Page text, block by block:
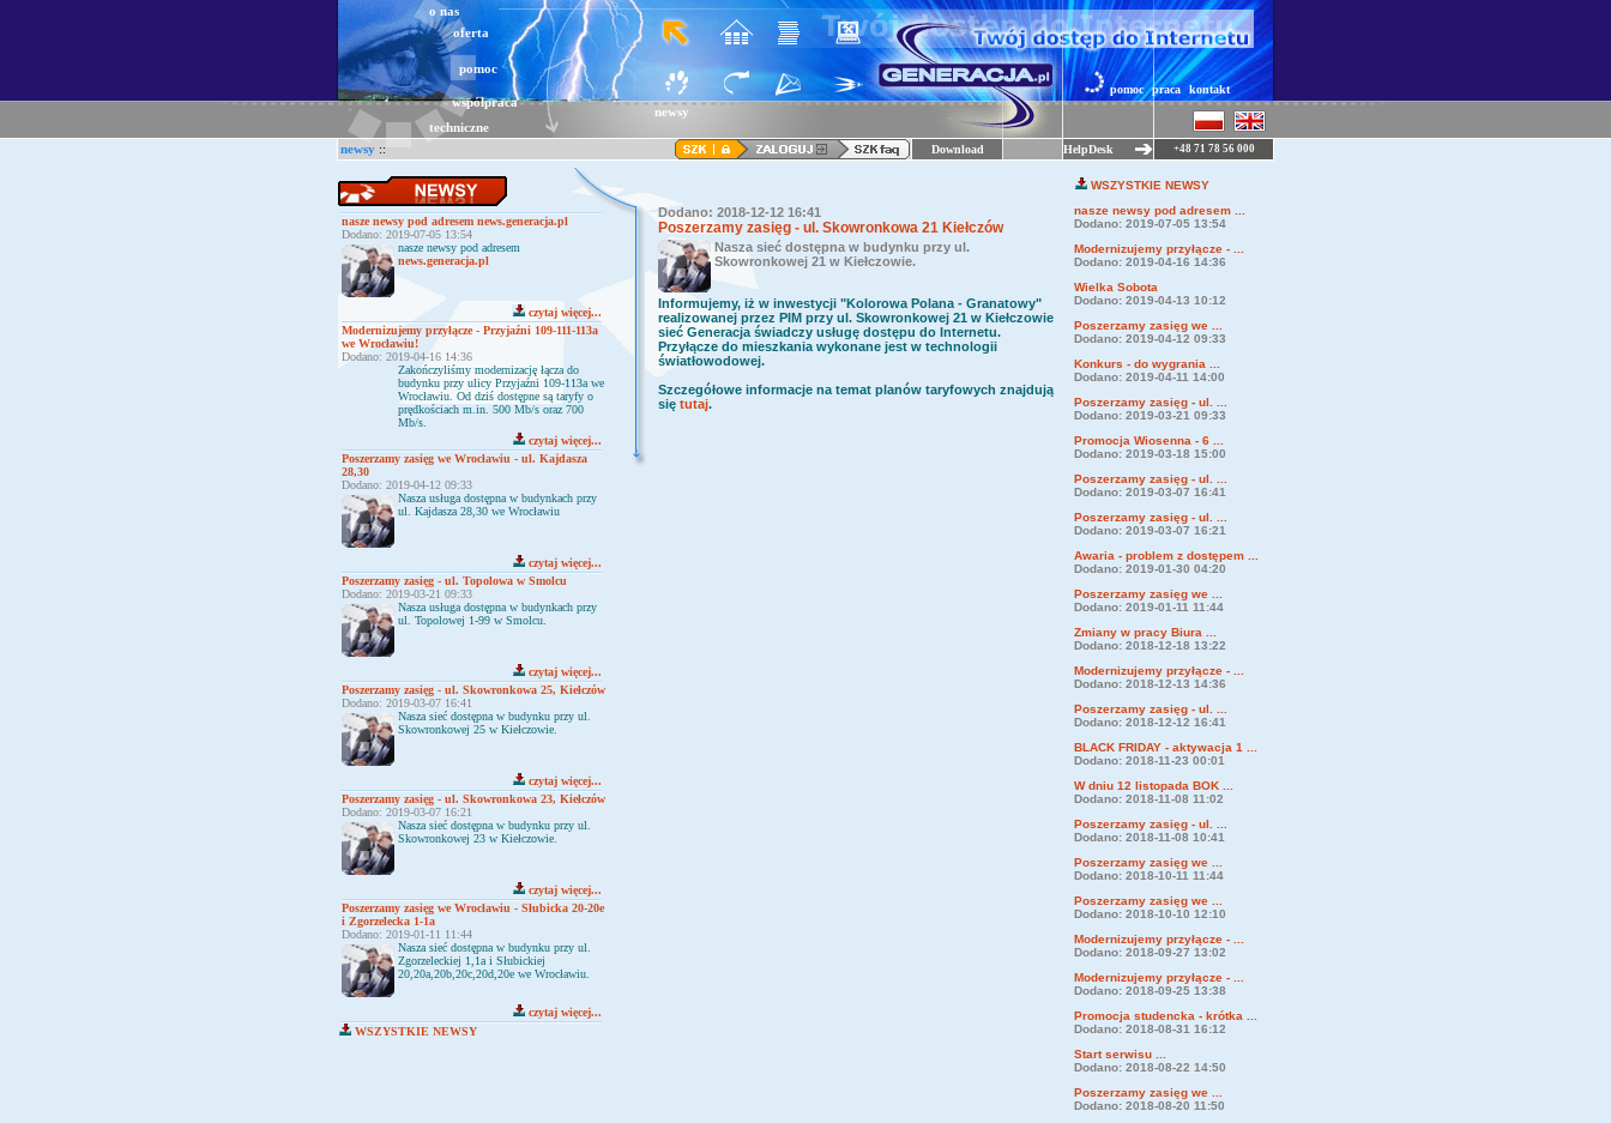
o nas
oferta
pomoc
współpraca
techniczne
pomoc praca kontakt
newsy
newsy :: Download HelpDesk +48 71 78 56 000
nasze newsy pod adresem news.generacja.pl
Dodano: 2019-07-05 13:54
nasze newsy pod adresem
news.generacja.pl
czytaj więcej...
Modernizujemy przyłącze - Przyjaźni 109-111-113a
we Wrocławiu!
Dodano: 2019-04-16 14:36
Zakończyliśmy modernizację łącza do
budynku przy ulicy Przyjaźni 109-113a we
Wrocławiu. Od dziś dostępne są taryfy o
prędkościach m.in. 500 Mb/s oraz 700
Mb/s.
czytaj więcej...
Poszerzamy zasięg we Wrocławiu - ul. Kajdasza
28,30
Dodano: 2019-04-12 09:33
Nasza usługa dostępna w budynkach przy
ul. Kajdasza 28,30 we Wrocławiu
czytaj więcej...
Poszerzamy zasięg - ul. Topolowa w Smolcu
Dodano: 2019-03-21 09:33
Nasza usługa dostępna w budynkach przy
ul. Topolowej 1-99 w Smolcu.
czytaj więcej...
Poszerzamy zasięg - ul. Skowronkowa 25, Kiełczów
Dodano: 2019-03-07 16:41
Nasza sieć dostępna w budynku przy ul.
Skowronkowej 25 w Kiełczowie.
czytaj więcej...
Poszerzamy zasięg - ul. Skowronkowa 23, Kiełczów
Dodano: 2019-03-07 16:21
Nasza sieć dostępna w budynku przy ul.
Skowronkowej 23 w Kiełczowie.
czytaj więcej...
Poszerzamy zasięg we Wrocławiu - Słubicka 20-20e
i Zgorzelecka 1-1a
Dodano: 2019-01-11 11:44
Nasza sieć dostępna w budynku przy ul.
Zgorzeleckiej 1,1a i Słubickiej
20,20a,20b,20c,20d,20e we Wrocławiu.
czytaj więcej...
WSZYSTKIE NEWSY
Dodano: 2018-12-12 16:41
Poszerzamy zasięg - ul. Skowronkowa 21 Kiełczów
Nasza sieć dostępna w budynku przy ul.
Skowronkowej 21 w Kiełczowie.
Informujemy, iż w inwestycji "Kolorowa Polana - Granatowy"
realizowanej przez PIM przy ul. Skowronkowej 21 w Kiełczowie
sieć Generacja świadczy usługę dostępu do Internetu.
Przyłącze do mieszkania wykonane jest w technologii
światłowodowej.
Szczegółowe informacje na temat planów taryfowych znajdują
się tutaj.
WSZYSTKIE NEWSY
nasze newsy pod adresem ...
Dodano: 2019-07-05 13:54
Modernizujemy przyłącze - ...
Dodano: 2019-04-16 14:36
Wielka Sobota
Dodano: 2019-04-13 10:12
Poszerzamy zasięg we ...
Dodano: 2019-04-12 09:33
Konkurs - do wygrania ...
Dodano: 2019-04-11 14:00
Poszerzamy zasięg - ul. ...
Dodano: 2019-03-21 09:33
Promocja Wiosenna - 6 ...
Dodano: 2019-03-18 15:00
Poszerzamy zasięg - ul. ...
Dodano: 2019-03-07 16:41
Poszerzamy zasięg - ul. ...
Dodano: 2019-03-07 16:21
Awaria - problem z dostępem ...
Dodano: 2019-01-30 04:20
Poszerzamy zasięg we ...
Dodano: 2019-01-11 11:44
Zmiany w pracy Biura ...
Dodano: 2018-12-18 13:22
Modernizujemy przyłącze - ...
Dodano: 2018-12-13 14:36
Poszerzamy zasięg - ul. ...
Dodano: 2018-12-12 16:41
BLACK FRIDAY - aktywacja 1 ...
Dodano: 2018-11-23 00:01
W dniu 12 listopada BOK ...
Dodano: 2018-11-08 11:02
Poszerzamy zasięg - ul. ...
Dodano: 2018-11-08 10:41
Poszerzamy zasięg we ...
Dodano: 2018-10-11 11:44
Poszerzamy zasięg we ...
Dodano: 2018-10-10 12:10
Modernizujemy przyłącze - ...
Dodano: 2018-09-27 13:02
Modernizujemy przyłącze - ...
Dodano: 2018-09-25 13:38
Promocja studencka - krótka ...
Dodano: 2018-08-31 16:12
Start serwisu ...
Dodano: 2018-08-22 14:50
Poszerzamy zasięg we ...
Dodano: 2018-08-20 11:50